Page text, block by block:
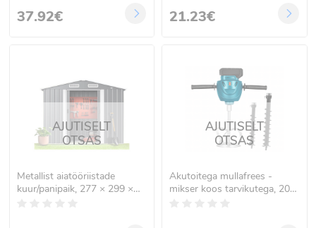
37.92€ 21.23€
AJUTISELT
OTSAS
Metallist aiatööriistade
kuur/panipaik, 277 × 299 ×
AJUTISELT
OTSAS
Akutoitega mullafrees -
mikser koos tarvikutega, 20V,